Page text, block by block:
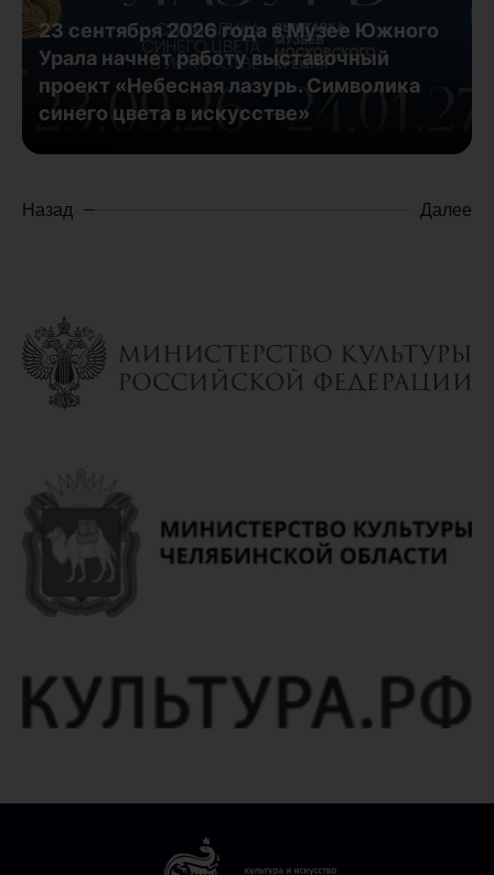
23 сентября 2026 года в Музее Южного
Урала начнет работу выставочный
проект «Небесная лазурь. Символика
синего цвета в искусстве»
Назад Далее